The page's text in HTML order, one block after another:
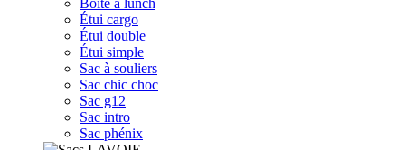
Boîte à lunch
Étui cargo
Étui double
Étui simple
Sac à souliers
Sac chic choc
Sac g12
Sac intro
Sac phénix